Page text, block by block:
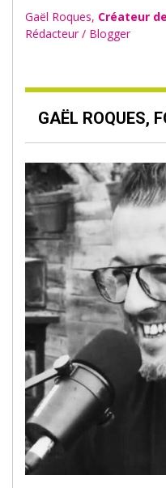
Gaël Roques, Créateur de
Rédacteur / Blogger
GAËL ROQUES,